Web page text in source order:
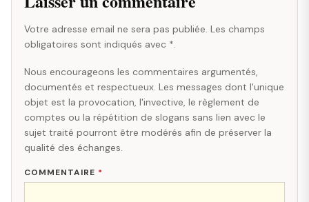
Votre adresse email ne sera pas publiée. Les champs
obligatoires sont indiqués avec *.
Nous encourageons les commentaires argumentés,
documentés et respectueux. Les messages dont l'unique
objet est la provocation, l'invective, le règlement de
comptes ou la répétition de slogans sans lien avec le
sujet traité pourront être modérés afin de préserver la
qualité des échanges.
COMMENTAIRE *